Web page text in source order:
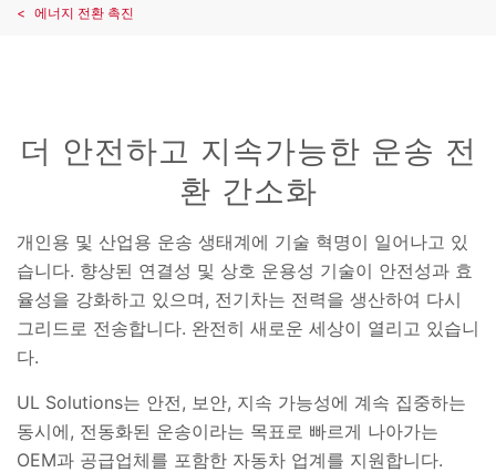
에너지 전환 촉진
더 안전하고 지속가능한 운송 전
환 간소화
개인용 및 산업용 운송 생태계에 기술 혁명이 일어나고 있
습니다. 향상된 연결성 및 상호 운용성 기술이 안전성과 효
율성을 강화하고 있으며, 전기차는 전력을 생산하여 다시
그리드로 전송합니다. 완전히 새로운 세상이 열리고 있습니
다.
UL Solutions는 안전, 보안, 지속 가능성에 계속 집중하는
동시에, 전동화된 운송이라는 목표로 빠르게 나아가는
OEM과 공급업체를 포함한 자동차 업계를 지원합니다.